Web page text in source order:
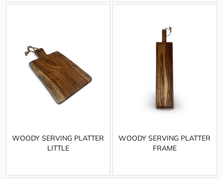
WOODY SERVING PLATTER
LITTLE
WOODY SERVING PLATTER
FRAME